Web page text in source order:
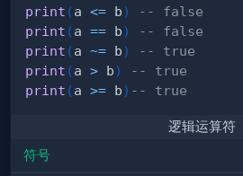
print (a <= b)
-- false
print (a == b)
-- false
print (a ~= b)
-- true
print (a > b)
-- true
print (a >= b) -- true
逻辑运算符
符号